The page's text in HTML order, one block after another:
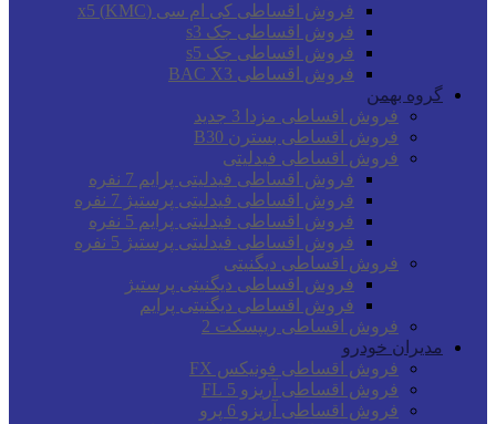
فروش اقساطی کی ام سی (KMC) x5
فروش اقساطی جک s3
فروش اقساطی جک s5
فروش اقساطی BAC X3
گروه بهمن
فروش اقساطی مزدا 3 جدید
فروش اقساطی بسترن B30
فروش اقساطی فیدلیتی
فروش اقساطی فیدلیتی پرایم 7 نفره
فروش اقساطی فیدلیتی پرستیژ 7 نفره
فروش اقساطی فیدلیتی پرایم 5 نفره
فروش اقساطی فیدلیتی پرستیژ 5 نفره
فروش اقساطی دیگنیتی
فروش اقساطی دیگنیتی پرستیژ
فروش اقساطی دیگنیتی پرایم
فروش اقساطی ریپسکت 2
مدیران خودرو
فروش اقساطی فونیکس FX
فروش اقساطی آریزو 5 FL
فروش اقساطی آریزو 6 پرو